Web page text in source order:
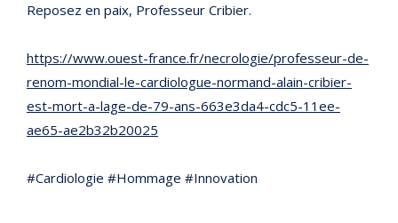
Reposez en paix, Professeur Cribier.
https://www.ouest-france.fr/necrologie/professeur-de-
renom-mondial-le-cardiologue-normand-alain-cribier-
est-mort-a-lage-de-79-ans-663e3da4-cdc5-11ee-
ae65-ae2b32b20025
#Cardiologie #Hommage #Innovation